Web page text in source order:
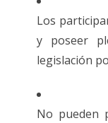
Los
y poseer
legislación
No pueden